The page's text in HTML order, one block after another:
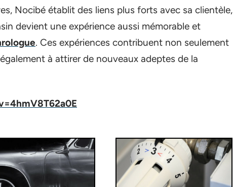
Nocibé établit des liens plus forts avec sa clientèle,
devient une expérience aussi mémorable et
. Ces expériences contribuent non seulement
à attirer de nouveaux adeptes de la